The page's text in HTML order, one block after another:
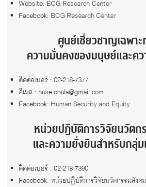
Website: BCG Research Center
Facebook: BCG Research Center
ศูนย์เชี่ยวชาญเฉพาะ
ความมั่นคงของมนุษย์และคว
ติดต่อเบอร์ : 02-218-7377
อีเมล : huse.chula@gmail.com
Facebook: Human Security and Equity
หน่วยปฏิบัติการวิจัยนวัตก
และความยั่งยืนสำหรับกลุ่ม
ติดต่อเบอร์ : 02-218-7390
Facebook: หน่วยปฏิบัติการวิจัยนวัตกรรมสังค